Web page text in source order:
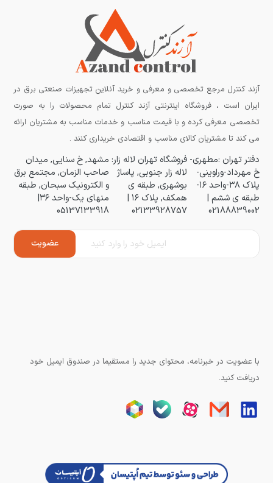
آزند کنترل مرجع تخصصی و معرفی و خرید آنلاین تجهیزات صنعتی برق در
ایران است ، فروشگاه اینترنتی آزند کنترل تمام محصولات را به صورت
تخصصی معرفی کرده و با قیمت مناسب و خدمات مناسب به مشتریان ارائه
می کند تا مشتریان کالای مناسب و اقتصادی خریداری کنند .
دفتر تهران :مطهری-
خ مهرداد-وراوینی-
پلاک ۳۸-واحد ۱۶-
طبقه ی ششم |
02188839002
فروشگاه تهران لاله زار:
لاله زار جنوبی, پاساژ
بوشهری, طبقه ی
همکف, پلاک ۱۶ |
02133928757
مشهد, خ سنایی, میدان
صاحب الزمان, مجتمع برق
و الکترونیک سبحان, طبقه
منهای یک-واحد ۳۶|
05137133918
با عضویت در خبرنامه، محتوای جدید را مستقیما در صندوق ایمیل خود
دریافت کنید.